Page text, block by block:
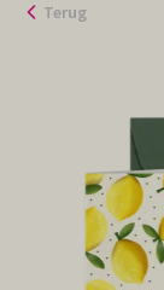
Terug